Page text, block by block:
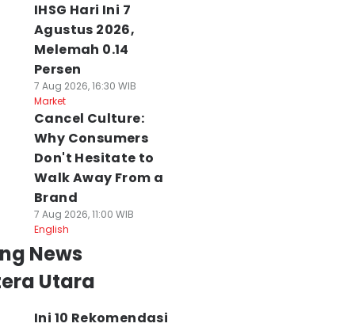
IHSG Hari Ini 7
Agustus 2026,
Melemah 0.14
Persen
7 Aug 2026, 16:30 WIB
Market
Cancel Culture:
Why Consumers
Don't Hesitate to
Walk Away From a
Brand
7 Aug 2026, 11:00 WIB
English
News
Utara
Ini 10 Rekomendasi